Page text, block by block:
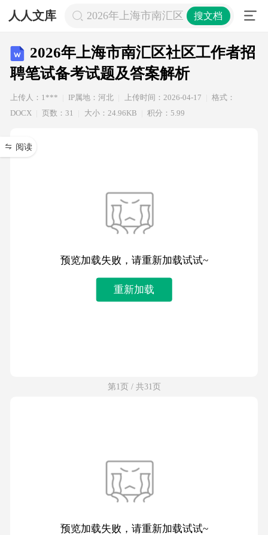
人人文库 2026年上海市南汇区社区工作者招聘
搜文档
2026年上海市南汇区社区工作者招
聘笔试备考试题及答案解析
上传人：1*** IP属地：河北 上传时间：2026-04-17
格式：
DOCX
页数：31 大小：24.96KB 积分：5.99
阅读
预览加载失败，请重新加载试试~
重新加载
第1页 / 共31页
预览加载失败，请重新加载试试~